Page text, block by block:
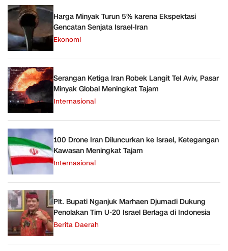
Harga Minyak Turun 5% karena Ekspektasi
Gencatan Senjata Israel-Iran
Ekonomi
Serangan Ketiga Iran Robek Langit Tel Aviv, Pasar
Minyak Global Meningkat Tajam
Internasional
100 Drone Iran Diluncurkan ke Israel, Ketegangan
Kawasan Meningkat Tajam
Internasional
Plt. Bupati Nganjuk Marhaen Djumadi Dukung
Penolakan Tim U-20 Israel Berlaga di Indonesia
Berita Daerah